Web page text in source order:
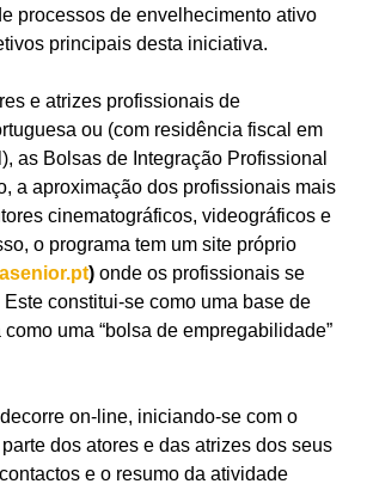
processos de envelhecimento ativo
principais desta iniciativa.
e atrizes profissionais de
ou (com residência fiscal em
as Bolsas de Integração Profissional
a aproximação dos profissionais mais
cinematográficos, videográficos e
o programa tem um site próprio
) onde os profissionais se
constitui-se como uma base de
uma “bolsa de empregabilidade”
on-line, iniciando-se com o
dos atores e das atrizes dos seus
e o resumo da atividade